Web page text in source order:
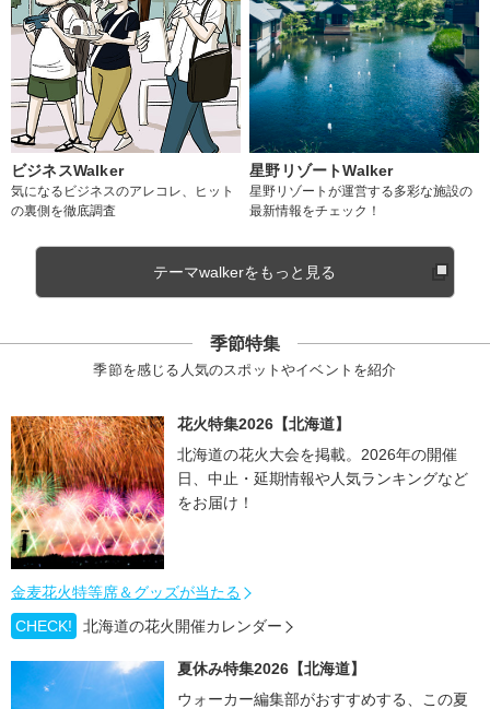
ビジネスWalker
気になるビジネスのアレコレ、ヒット
の裏側を徹底調査
星野リゾートWalker
星野リゾートが運営する多彩な施設の
最新情報をチェック！
テーマwalkerをもっと見る
季節特集
季節を感じる人気のスポットやイベントを紹介
花火特集2026【北海道】
北海道の花火大会を掲載。2026年の開催
日、中止・延期情報や人気ランキングなど
をお届け！
金麦花火特等席＆グッズが当たる
CHECK!
北海道の花火開催カレンダー
夏休み特集2026【北海道】
ウォーカー編集部がおすすめする、この夏